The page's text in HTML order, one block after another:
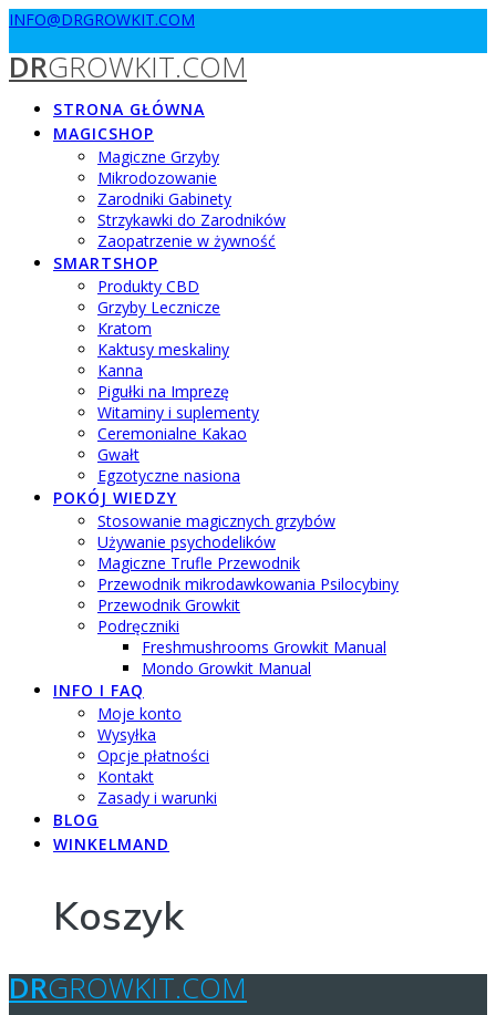
Przejdź
treści
INFO@DRGROWKIT.COM
DRGROWKIT.COM
STRONA GŁÓWNA
MAGICSHOP
Magiczne Grzyby
Mikrodozowanie
Zarodniki Gabinety
Strzykawki do Zarodników
Zaopatrzenie w żywność
SMARTSHOP
Produkty CBD
Grzyby Lecznicze
Kratom
Kaktusy meskaliny
Kanna
Pigułki na Imprezę
Witaminy i suplementy
Ceremonialne Kakao
Gwałt
Egzotyczne nasiona
POKÓJ WIEDZY
Stosowanie magicznych grzybów
Używanie psychodelików
Magiczne Trufle Przewodnik
Przewodnik mikrodawkowania Psilocybiny
Przewodnik Growkit
Podręczniki
Freshmushrooms Growkit Manual
Mondo Growkit Manual
INFO I FAQ
Moje konto
Wysyłka
Opcje płatności
Kontakt
Zasady i warunki
BLOG
WINKELMAND
Koszyk
DRGROWKIT.COM